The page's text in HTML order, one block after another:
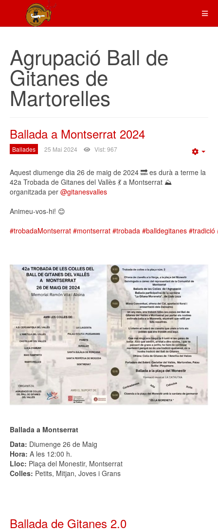
Agrupació Ball de
Gitanes de
Martorelles
Ballada a Montserrat 2024
Ballades 25 Mai 2024 Vist: 967
Aquest diumenge dia 26 de maig de 2024 🔜 es durà a terme la
42a Trobada de Gitanes del Vallès 💃 a Montserrat ⛰️
organitzada per @gitanesvalles
Animeu-vos-hi! 😊
#trobadaMontserrat #montserrat #trobada #balldegitanes #tradició
Ballada a Montserrat
Data: Diumenge 26 de Maig
Hora: A les 12:00 h.
Lloc: Plaça del Monestir, Montserrat
Colles: Petits, Mitjan, Joves i Grans
Ballada de Gitanes 2.0